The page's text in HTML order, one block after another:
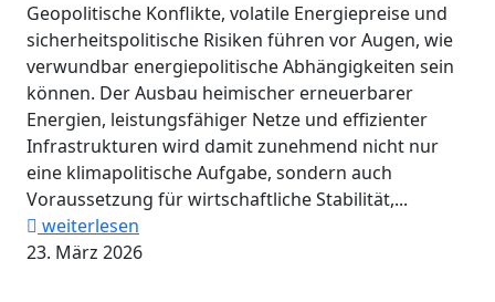
Geopolitische Konflikte, volatile Energiepreise und
sicherheitspolitische Risiken führen vor Augen, wie
verwundbar energiepolitische Abhängigkeiten sein
können. Der Ausbau heimischer erneuerbarer
Energien, leistungsfähiger Netze und effizienter
Infrastrukturen wird damit zunehmend nicht nur
eine klimapolitische Aufgabe, sondern auch
Voraussetzung für wirtschaftliche Stabilität,...
weiterlesen
23. März 2026